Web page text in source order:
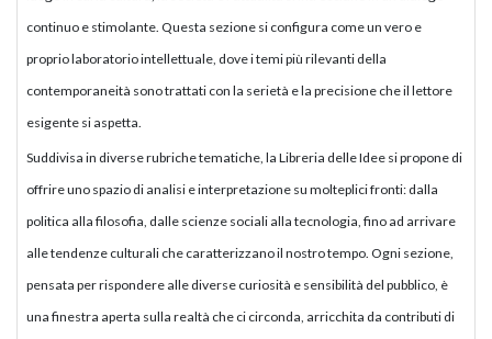
continuo e stimolante. Questa sezione si configura come un vero e
proprio laboratorio intellettuale, dove i temi più rilevanti della
contemporaneità sono trattati con la serietà e la precisione che il lettore
esigente si aspetta.
Suddivisa in diverse rubriche tematiche, la Libreria delle Idee si propone di
offrire uno spazio di analisi e interpretazione su molteplici fronti: dalla
politica alla filosofia, dalle scienze sociali alla tecnologia, fino ad arrivare
alle tendenze culturali che caratterizzano il nostro tempo. Ogni sezione,
pensata per rispondere alle diverse curiosità e sensibilità del pubblico, è
una finestra aperta sulla realtà che ci circonda, arricchita da contributi di